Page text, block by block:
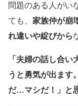
問題のある人がい
ても、 家族仲が崩
れ違いや綻びから
「夫婦の話し合
うと勇気が出ます。
だ…マシだ！」と